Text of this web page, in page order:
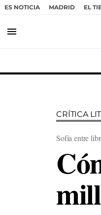
ES NOTICIA MADRID EL
menu
CRÍTICA
Sofía entre